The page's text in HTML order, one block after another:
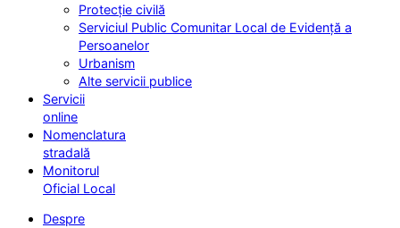
Protecție civilă
Serviciul Public Comunitar Local de Evidență a
Persoanelor
Urbanism
Alte servicii publice
Servicii
online
Nomenclatura
stradală
Monitorul
Oficial Local
Despre